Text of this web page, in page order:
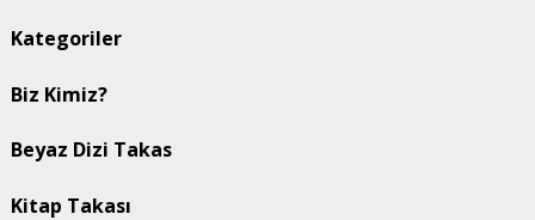
Kategoriler
Biz Kimiz?
Beyaz Dizi Takas
Kitap Takası